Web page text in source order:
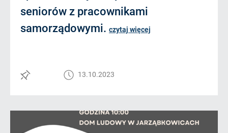
seniorów z pracownikami
samorządowymi. czytaj więcej
13.10.2023